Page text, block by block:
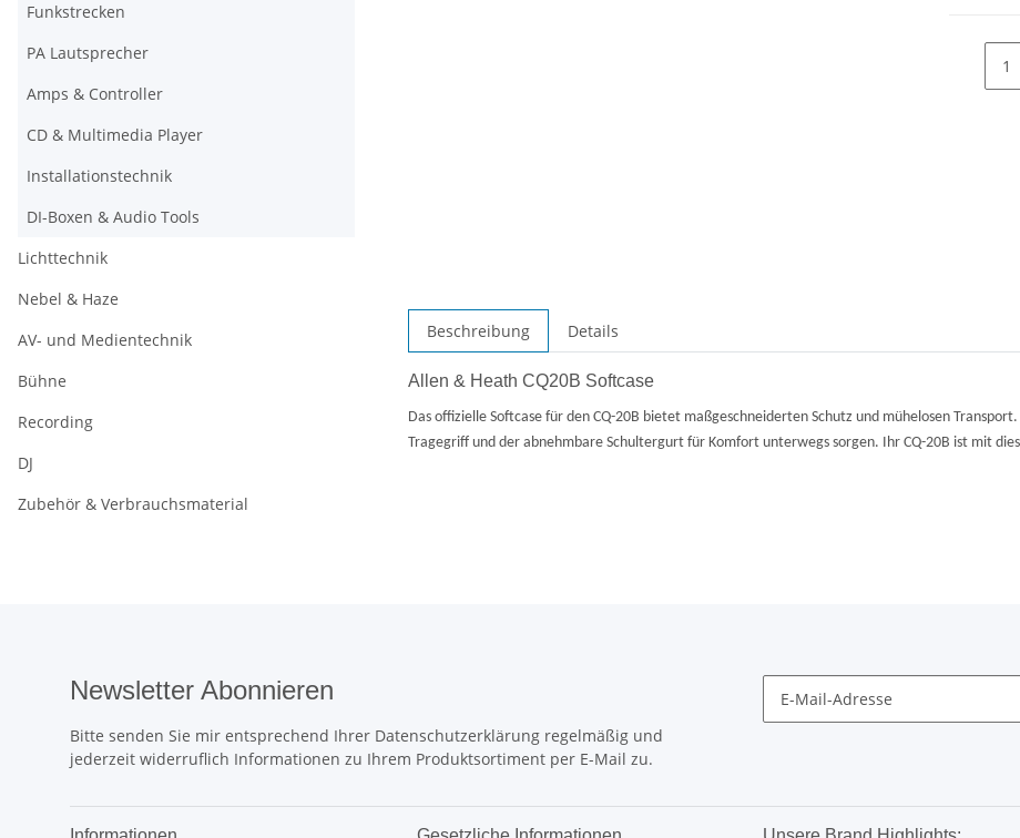
Beschreibung Details
Allen & Heath CQ20B Softcase
Das offizielle Softcase für den CQ-20B bietet maßgeschneiderten Schutz und mühelosen
Tragegriff und der abnehmbare Schultergurt für Komfort unterwegs sorgen. Ihr CQ-20B ist mit
Funkstrecken
PA Lautsprecher
Amps & Controller
CD & Multimedia Player
Installationstechnik
DI-Boxen & Audio Tools
Lichttechnik
Nebel & Haze
AV- und Medientechnik
Bühne
Recording
DJ
Zubehör & Verbrauchsmaterial
Newsletter Abonnieren
Bitte senden Sie mir entsprechend Ihrer Datenschutzerklärung regelmäßig und
jederzeit widerruflich Informationen zu Ihrem Produktsortiment per E-Mail zu.